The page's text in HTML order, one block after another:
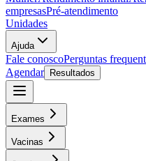
empresasPré-atendimento
Unidades
Ajuda
Fale conoscoPerguntas
Agendar
Resultados
Exames
Vacinas